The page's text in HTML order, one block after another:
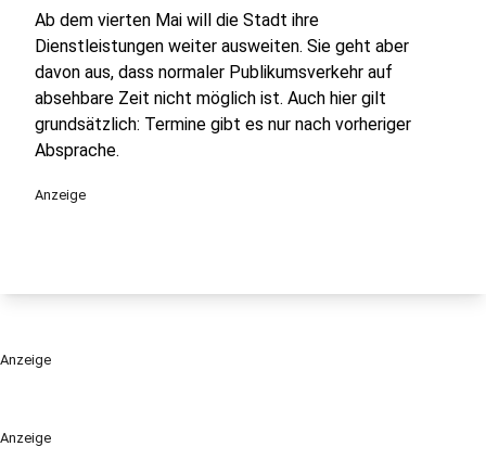
Anzeige
Ab dem vierten Mai will die Stadt ihre
Dienstleistungen weiter ausweiten. Sie geht aber
davon aus, dass normaler Publikumsverkehr auf
absehbare Zeit nicht möglich ist. Auch hier gilt
grundsätzlich: Termine gibt es nur nach vorheriger
Absprache.
Anzeige
Anzeige